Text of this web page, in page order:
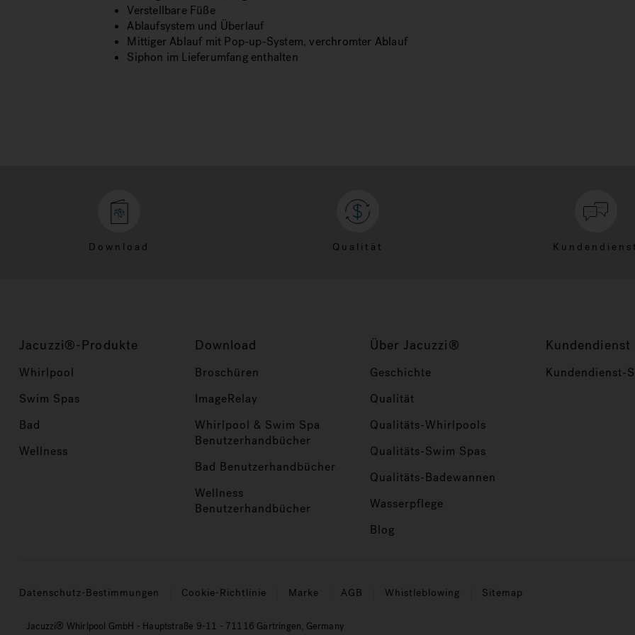
Verstellbare Füße
Ablaufsystem und Überlauf
Mittiger Ablauf mit Pop-up-System, verchromter Ablauf
Siphon im Lieferumfang enthalten
Download Qualität Kundendienst
Jacuzzi®-Produkte
Whirlpool
Swim Spas
Bad
Wellness
Download
Broschüren
ImageRelay
Whirlpool & Swim Spa
Benutzerhandbücher
Bad Benutzerhandbücher
Wellness
Benutzerhandbücher
Über Jacuzzi®
Geschichte
Qualität
Qualitäts-Whirlpools
Qualitäts-Swim Spas
Qualitäts-Badewannen
Wasserpflege
Blog
Kundendienst
Kundendienst-
Datenschutz-Bestimmungen Cookie-Richtlinie Marke AGB Whistleblowing Sitemap
Jacuzzi® Whirlpool GmbH - Hauptstraße 9-11 - 71116 Gärtringen, Germany